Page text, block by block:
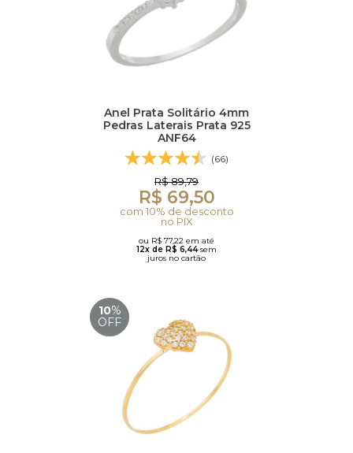
Anel Prata Solitário 4mm
Pedras Laterais Prata 925
ANF64
(66)
R$ 89,79
R$ 69,50
com 10% de desconto
no PIX
ou R$ 77,22 em até
12x de R$ 6,44sem
juros no cartão
10%
OFF